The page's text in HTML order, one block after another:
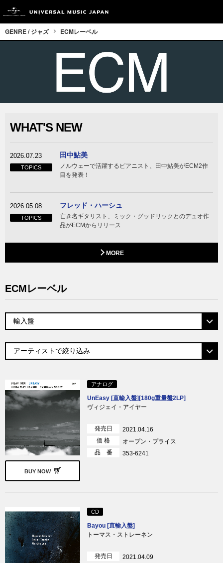
GENRE / ジャズ ECMレーベル
WHAT'S NEW
2026.07.23
TOPICS
田中鮎美
ノルウェーで活躍するピアニスト、田中鮎美がECM2作
目を発表！
2026.05.08
TOPICS
フレッド・ハーシュ
亡き名ギタリスト、ミック・グッドリックとのデュオ作
品がECMからリリース
MORE
ECMレーベル
BUY NOW
アナログ
UnEasy [直輸入盤][180g重量盤2LP]
ヴィジェイ・アイヤー
発売日
2021.04.16
価 格
オープン・プライス
品 番
353-6241
CD
Bayou [直輸入盤]
トーマス・ストレーネン
発売日
2021.04.09